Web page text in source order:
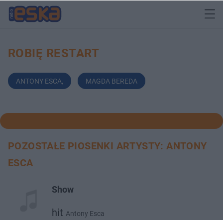
ROBIĘ RESTART
ANTONY ESCA, MAGDA BEREDA
POZOSTAŁE PIOSENKI ARTYSTY: ANTONY
ESCA
Show
hit Antony Esca